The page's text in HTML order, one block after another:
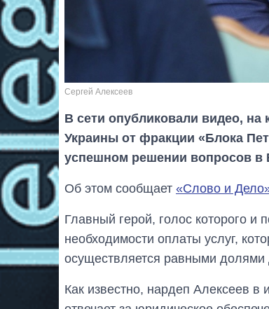
Сергей Алексеев
В сети опубликовали видео, на
Украины от фракции «Блока
успешном решении вопросов
Об этом сообщает «Слово и
Главный герой, голос которого и
необходимости оплаты услуг,
осуществляется равными
Как известно, нардеп Алексеев